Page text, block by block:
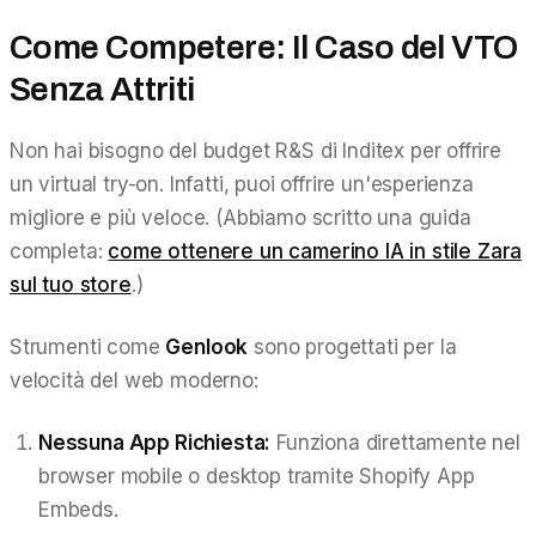
Come Competere: Il Caso del VTO
Senza Attriti
Non hai bisogno del budget R&S di Inditex per offrire
un virtual try-on. Infatti, puoi offrire un'esperienza
migliore e più veloce. (Abbiamo scritto una guida
completa: come ottenere un camerino IA in stile Zara
sul tuo store.)
Strumenti come Genlook sono progettati per la
velocità del web moderno:
Nessuna App Richiesta: Funziona direttamente nel
browser mobile o desktop tramite Shopify App
Embeds.